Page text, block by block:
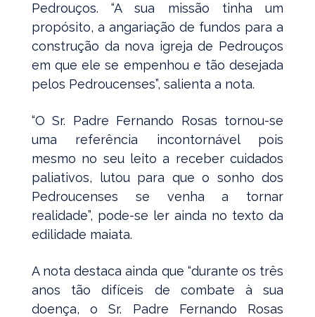
Pedrouços. “A sua missão tinha um
propósito, a angariação de fundos para a
construção da nova igreja de Pedrouços
em que ele se empenhou e tão desejada
pelos Pedroucenses”, salienta a nota.
“O Sr. Padre Fernando Rosas tornou-se
uma referência incontornável pois
mesmo no seu leito a receber cuidados
paliativos, lutou para que o sonho dos
Pedroucenses se venha a tornar
realidade”, pode-se ler ainda no texto da
edilidade maiata.
A nota destaca ainda que “durante os três
anos tão difíceis de combate à sua
doença, o Sr. Padre Fernando Rosas